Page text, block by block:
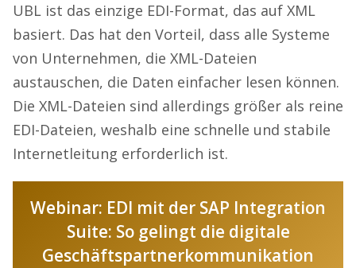
UBL ist das einzige EDI-Format, das auf XML
basiert. Das hat den Vorteil, dass alle Systeme
von Unternehmen, die XML-Dateien
austauschen, die Daten einfacher lesen können.
Die XML-Dateien sind allerdings größer als reine
EDI-Dateien, weshalb eine schnelle und stabile
Internetleitung erforderlich ist.
Webinar: EDI mit der SAP Integration
Suite: So gelingt die digitale
Geschäftspartner­kommunikation